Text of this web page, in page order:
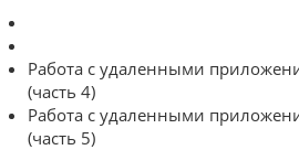
Работа с удаленными
(часть 4)
Работа с удаленными
(часть 5)